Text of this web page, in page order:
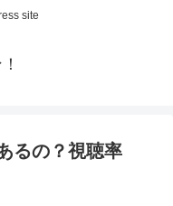
site
るの？視聴率